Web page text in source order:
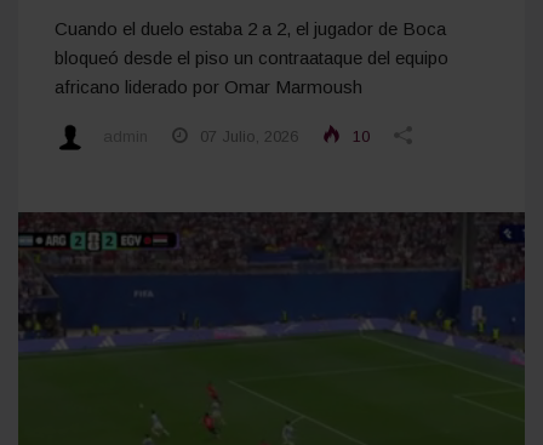
Cuando el duelo estaba 2 a 2, el jugador de Boca
bloqueó desde el piso un contraataque del equipo
africano liderado por Omar Marmoush
07 Julio, 2026 10